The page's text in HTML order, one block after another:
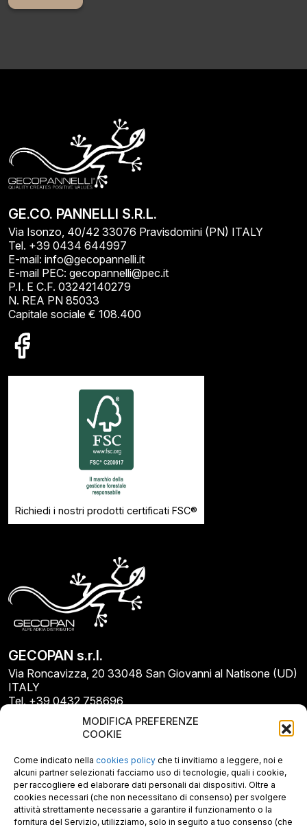
MODIFICA PREFERENZE
COOKIE
Come indicato nella cookies policy che ti invitiamo a leggere, noi e
alcuni partner selezionati facciamo uso di tecnologie, quali i cookie,
per raccogliere ed elaborare dati personali dai dispositivi. Oltre a
cookies necessari (che non necessitano di consenso) per svolgere
attività strettamente necessarie a garantire il funzionamento o la
fornitura del Servizio, utilizziamo, solo in seguito a tuo consenso (che
GE.CO. PANNELLI S.R.L.
Via Isonzo, 40/42 33076 Pravisdomini (PN) ITALY
Tel. +39 0434 644997
E-mail: info@gecopannelli.it
E-mail PEC: gecopannelli@pec.it
P.I. E C.F. 03242140279
N. REA PN 85033
Capitale sociale € 108.400
Richiedi i nostri prodotti certificati FSC®
GECOPAN s.r.l.
Via Roncavizza, 20 33048 San Giovanni al Natisone (UD)
ITALY
Tel. +39 0432 758696
E-mail: info@gecopan.it
E-mail PEC: gecopan@pec.it
P.I. E C.F. 02487660306
N. REA UD 264834
Capitale sociale € 30.000